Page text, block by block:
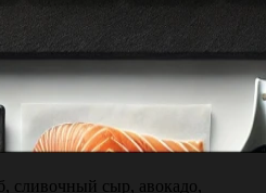
сливочный сыр, авокадо,